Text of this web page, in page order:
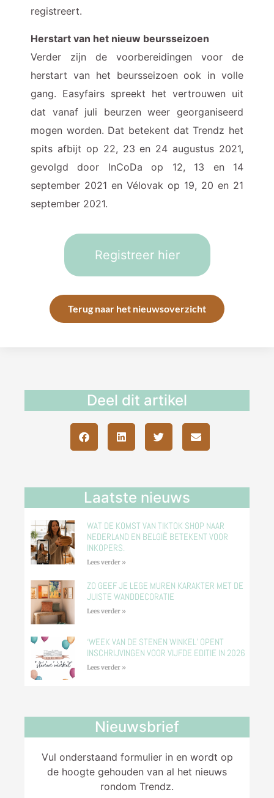
registreert.
Herstart van het nieuw beursseizoen
Verder zijn de voorbereidingen voor de
herstart van het beursseizoen ook in volle
gang. Easyfairs spreekt het vertrouwen uit
dat vanaf juli beurzen weer georganiseerd
mogen worden. Dat betekent dat Trendz het
spits afbijt op 22, 23 en 24 augustus 2021,
gevolgd door InCoDa op 12, 13 en 14
september 2021 en Vélovak op 19, 20 en 21
september 2021.
Registreer hier
Terug naar het nieuwsoverzicht
Deel dit artikel
Laatste nieuws
WAT DE KOMST VAN TIKTOK SHOP NAAR
NEDERLAND EN BELGIË BETEKENT VOOR
INKOPERS.
Lees verder »
ZO GEEF JE LEGE MUREN KARAKTER MET DE
JUISTE WANDDECORATIE
Lees verder »
‘WEEK VAN DE STENEN WINKEL’ OPENT
INSCHRIJVINGEN VOOR VIJFDE EDITIE IN 2026
Lees verder »
Nieuwsbrief
Vul onderstaand formulier in en wordt op
de hoogte gehouden van al het nieuws
rondom Trendz.